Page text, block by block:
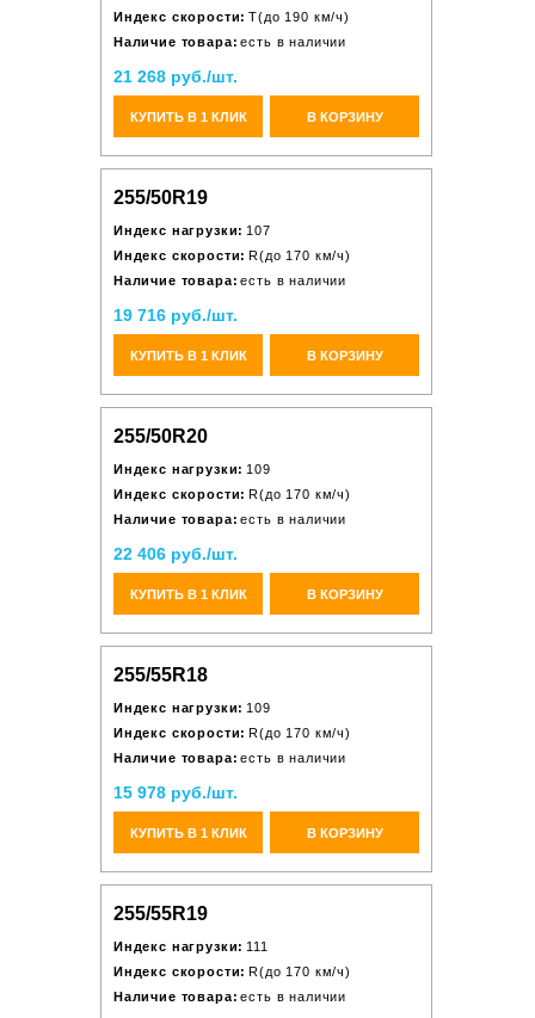
Индекс скорости: T(до 190 км/ч)
Наличие товара: есть в наличии
21 268 руб./шт.
КУПИТЬ В 1 КЛИК В КОРЗИНУ
255/50R19
Индекс нагрузки: 107
Индекс скорости: R(до 170 км/ч)
Наличие товара: есть в наличии
19 716 руб./шт.
КУПИТЬ В 1 КЛИК В КОРЗИНУ
255/50R20
Индекс нагрузки: 109
Индекс скорости: R(до 170 км/ч)
Наличие товара: есть в наличии
22 406 руб./шт.
КУПИТЬ В 1 КЛИК В КОРЗИНУ
255/55R18
Индекс нагрузки: 109
Индекс скорости: R(до 170 км/ч)
Наличие товара: есть в наличии
15 978 руб./шт.
КУПИТЬ В 1 КЛИК В КОРЗИНУ
255/55R19
Индекс нагрузки: 111
Индекс скорости: R(до 170 км/ч)
Наличие товара: есть в наличии